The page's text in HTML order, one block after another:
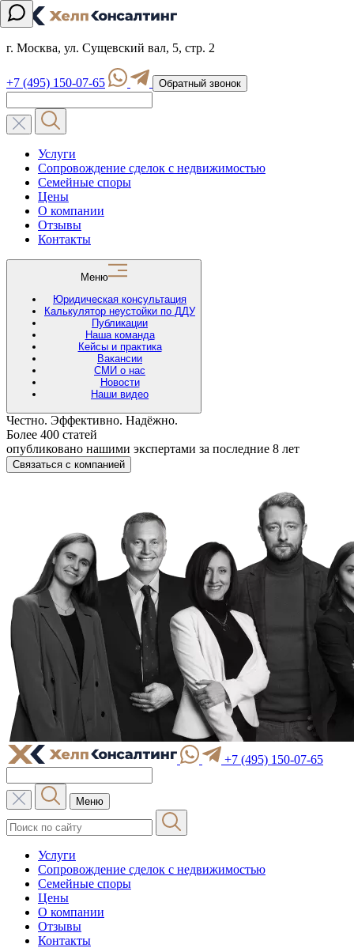
г. Москва, ул. Сущевский вал, 5, стр. 2
+7 (495) 150-07-65 Обратный звонок
Услуги
Сопровождение сделок с недвижимостью
Семейные споры
Цены
О компании
Отзывы
Контакты
Меню
Юридическая консультация
Калькулятор неустойки по ДДУ
Публикации
Наша команда
Кейсы и практика
Вакансии
СМИ о нас
Новости
Наши видео
Честно. Эффективно. Надёжно.
Более 400 статей
опубликовано нашими экспертами за последние 8 лет
Связаться с компанией
+7 (495) 150-07-65
Меню
Услуги
Сопровождение сделок с недвижимостью
Семейные споры
Цены
О компании
Отзывы
Контакты